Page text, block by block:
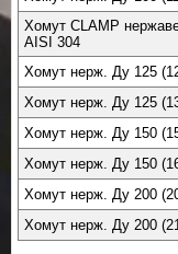
Хомут CLAMP
AISI 304
Хомут нерж. Ду 125
Хомут нерж. Ду 125
Хомут нерж. Ду 150
Хомут нерж. Ду 150
Хомут нерж. Ду 200
Хомут нерж. Ду 200